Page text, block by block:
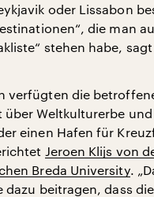
oder Lissabon
die man
stehen habe, sagt
verfügten die
über Weltkulturerbe
einen Hafen für
Jeroen Klijs von
Breda University.
dazu beitragen, dass